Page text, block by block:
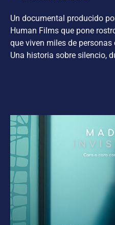
Un documental producido
Human Films que pone
que viven miles de
Una historia sobre silencio,